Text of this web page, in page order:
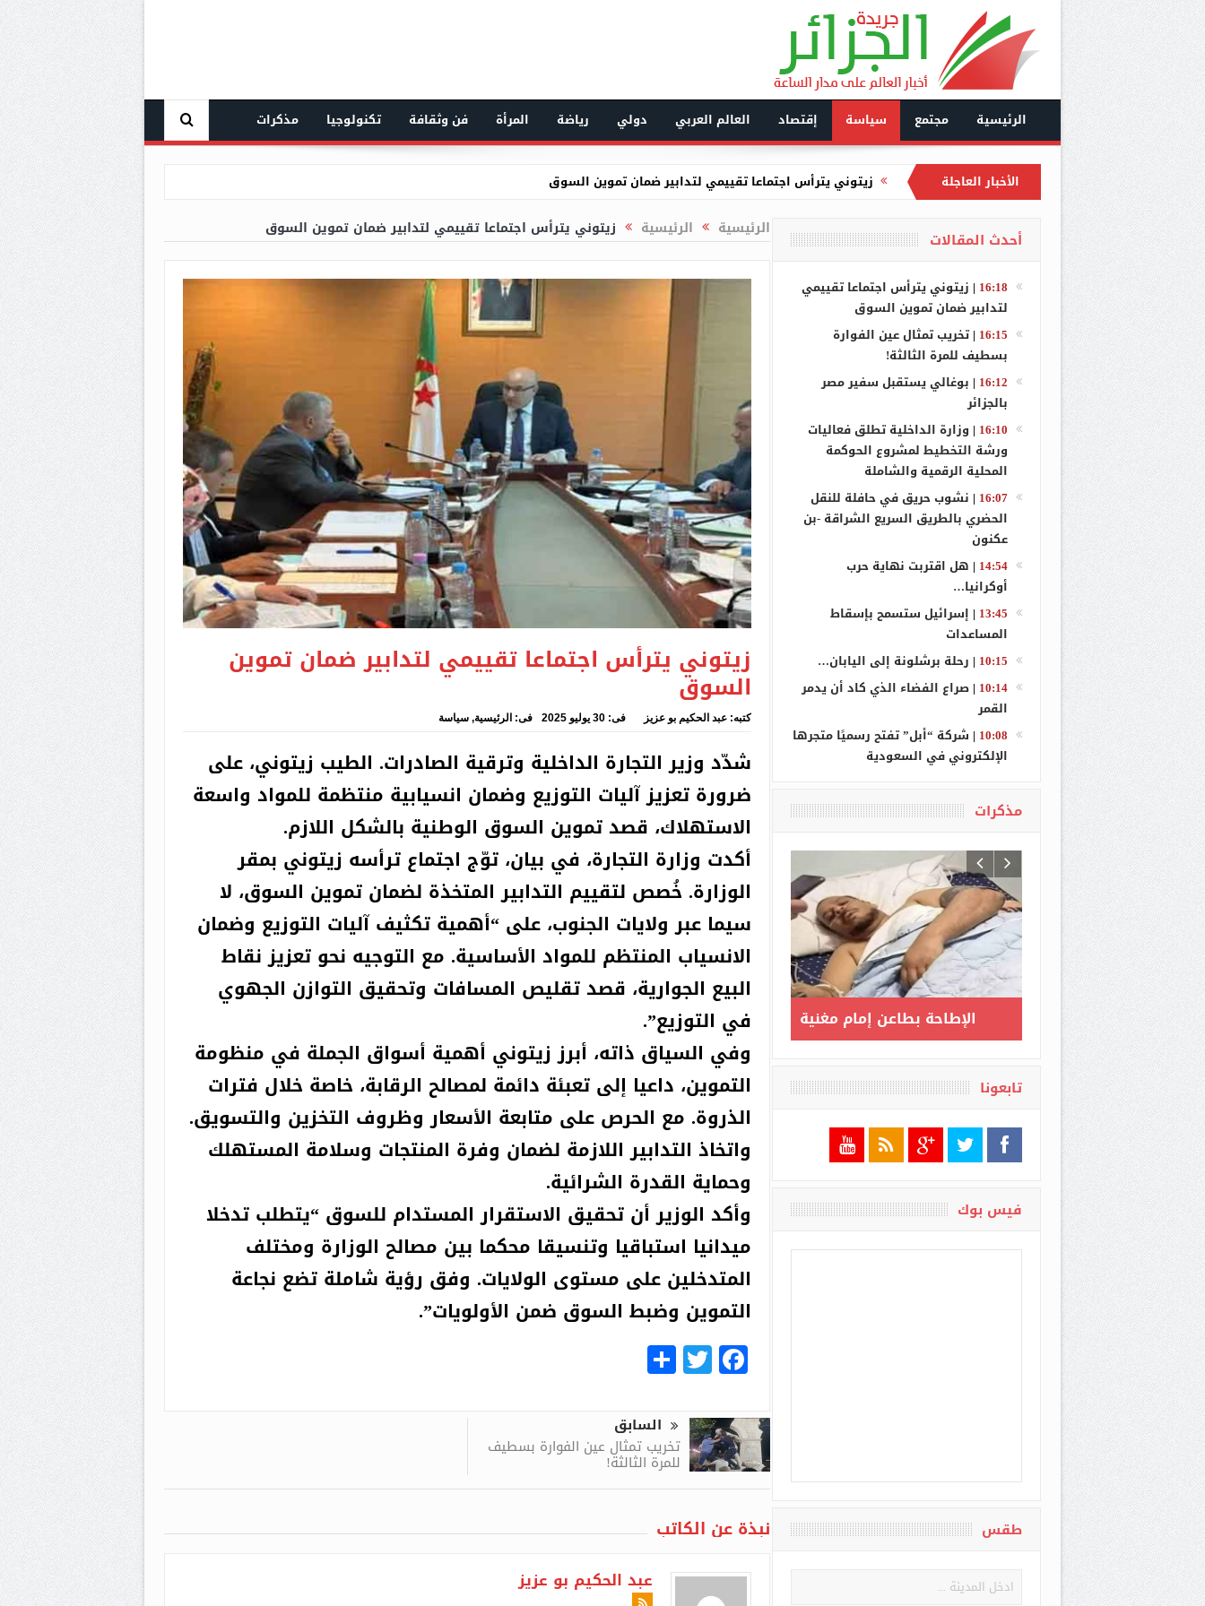
الرئيسية مجتمع سياسة إقتصاد العالم العربي دولي رياضة المرأة فن وثقافة تكنولوجيا مذكرات
الأخبار العاجلة
تخريب تمثال عين الفوارة بسطيف للمرة الثالثة!
وزارة الداخلية تطلق فعاليات ورشة التخطيط لمشروع الحوكمة المحلية الرقمية والشاملة
نشوب حريق في حافلة للنقل الحضري بالطريق السريع الشراقة -بن عكنون
السجن لـ”ڨزانة” بعدما نصبت على نسوة وسلبتهن مجوهراتهن بمنازلهن
إشراف غريب ومولوجي على تدشين مصنع للأغلفة وعلب التغليف بتلمسان
تبون يستقبل الرئيس اللبناني
توقيف 10 أشخاص تورطوا في محاولة هجرة غير شرعية بالطارف
مصرع 3 أشخاص وإصابة 4 آخرين في حريق بمستشفى مصباح بغداد بتامنغست
زيتوني يترأس اجتماعا تقييمي لتدابير ضمان تموين السوق
الرئيسية الرئيسية زيتوني يترأس اجتماعا تقييمي لتدابير ضمان تموين السوق
زيتوني يترأس اجتماعا تقييمي لتدابير ضمان تموين
السوق
كتبه: عبد الحكيم بو عزيز فى: 30 يوليو 2025 فى: الرئيسية, سياسة
شدّد وزير التجارة الداخلية وترقية الصادرات. الطيب زيتوني، على
ضرورة تعزيز آليات التوزيع وضمان انسيابية منتظمة للمواد واسعة
الاستهلاك، قصد تموين السوق الوطنية بالشكل اللازم.
أكدت وزارة التجارة، في بيان، توّج اجتماع ترأسه زيتوني بمقر
الوزارة. خُصص لتقييم التدابير المتخذة لضمان تموين السوق، لا
سيما عبر ولايات الجنوب، على “أهمية تكثيف آليات التوزيع وضمان
الانسياب المنتظم للمواد الأساسية. مع التوجيه نحو تعزيز نقاط
البيع الجوارية، قصد تقليص المسافات وتحقيق التوازن الجهوي
في التوزيع”.
وفي السياق ذاته، أبرز زيتوني أهمية أسواق الجملة في منظومة
التموين، داعيا إلى تعبئة دائمة لمصالح الرقابة، خاصة خلال فترات
الذروة. مع الحرص على متابعة الأسعار وظروف التخزين والتسويق.
واتخاذ التدابير اللازمة لضمان وفرة المنتجات وسلامة المستهلك
وحماية القدرة الشرائية.
وأكد الوزير أن تحقيق الاستقرار المستدام للسوق “يتطلب تدخلا
ميدانيا استباقيا وتنسيقا محكما بين مصالح الوزارة ومختلف
المتدخلين على مستوى الولايات. وفق رؤية شاملة تضع نجاعة
التموين وضبط السوق ضمن الأولويات”.
Facebook
Twitter
السابق
تخريب تمثال عين الفوارة بسطيف
للمرة الثالثة!
نبذة عن الكاتب
عبد الحكيم بو عزيز
أحدث المقالات
16:18
| زيتوني يترأس اجتماعا تقييمي
لتدابير ضمان تموين السوق
16:15
| تخريب تمثال عين الفوارة
بسطيف للمرة الثالثة!
16:12
| بوغالي يستقبل سفير مصر
بالجزائر
16:10
| وزارة الداخلية تطلق فعاليات
ورشة التخطيط لمشروع الحوكمة
المحلية الرقمية والشاملة
16:07
| نشوب حريق في حافلة للنقل
الحضري بالطريق السريع الشراقة -بن
عكنون
14:54
| هل اقتربت نهاية حرب
أوكرانيا…
13:45
| إسرائيل ستسمح بإسقاط
المساعدات
10:15
| رحلة برشلونة إلى اليابان…
10:14
| صراع الفضاء الذي كاد أن يدمر
القمر
10:08
| شركة “أبل” تفتح رسميًا متجرها
الإلكتروني في السعودية
مذكرات
بلاد ميكي / الحلقة الأخيرة :
الأن يمكن أن أنام وأنا مرتاح
البال
الإطاحة بطاعن إمام مغنية
ارتفاع عدد المصابين بكورونا
إلى 3517 بعد تسجيل 135 حالة
مثقف وشيكور في
ميكي / الحلقة الأخيرة :
يمكن أن أنام وأنا مرتاح
تابعونا
طقس